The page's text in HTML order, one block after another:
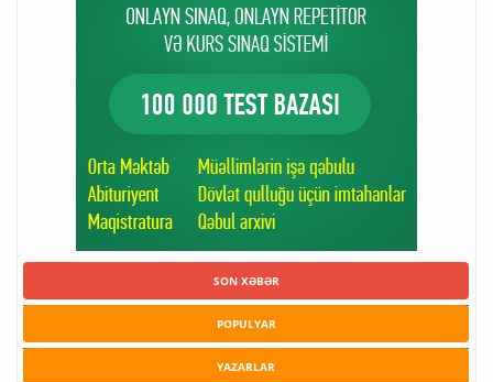
SON XƏBƏR
POPULYAR
YAZARLAR